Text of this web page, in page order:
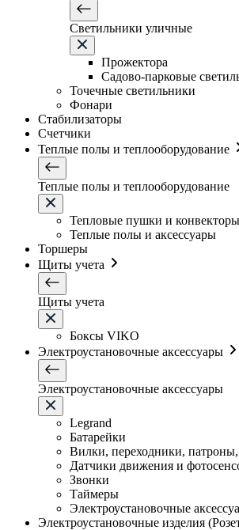
Светильники уличные
Прожектора
Садово-парковые
Точечные светильники
Фонари
Стабилизаторы
Счетчики
Теплые полы и теплооборудование
Теплые полы и теплооборудование
Тепловые пушки и конвекторы
Теплые полы и аксессуары
Торшеры
Щиты учета
Щиты учета
Боксы VIKO
Электроустановочные аксессуары
Электроустановочные аксессуары
Legrand
Батарейки
Вилки, переходники,
Датчики движения и
Звонки
Таймеры
Электроустановочные
Электроустановочные изделия